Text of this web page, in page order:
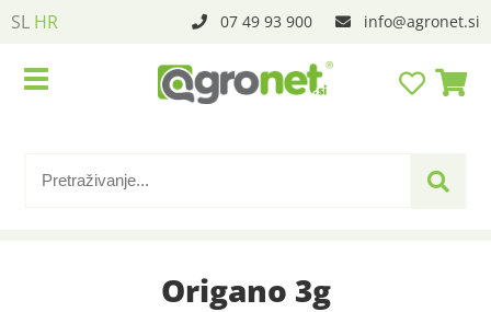
SL HR 07 49 93 900 info agronet.si
Origano 3g